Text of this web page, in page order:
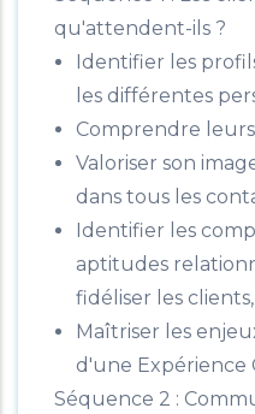
qu'attendent-ils ?
Identifier les
les différentes
Comprendre
Valoriser son
dans tous les
Identifier les
aptitudes
fidéliser les clients,
Maîtriser les
d'une Expérience
Séquence 2 :